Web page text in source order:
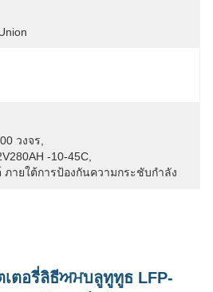
วงจร
-10-45C
ายใต้การป้องกันความกระชับกําลัง
เตอรี่ลิธีਅਮบลูทูทูธ LFP-